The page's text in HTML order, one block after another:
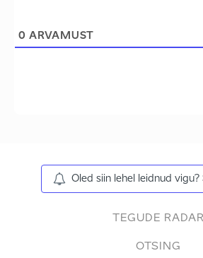
0 ARVAMUST
Oled siin lehel leidnud vigu?
TEGUDE RADAR
OTSING